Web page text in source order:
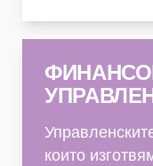
които